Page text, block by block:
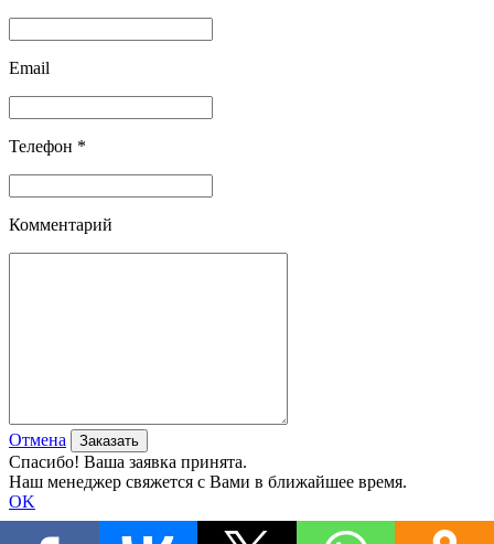
Email
Телефон *
Комментарий
Отмена
Спасибо! Ваша заявка принята.
Наш менеджер свяжется с Вами в ближайшее время.
OK